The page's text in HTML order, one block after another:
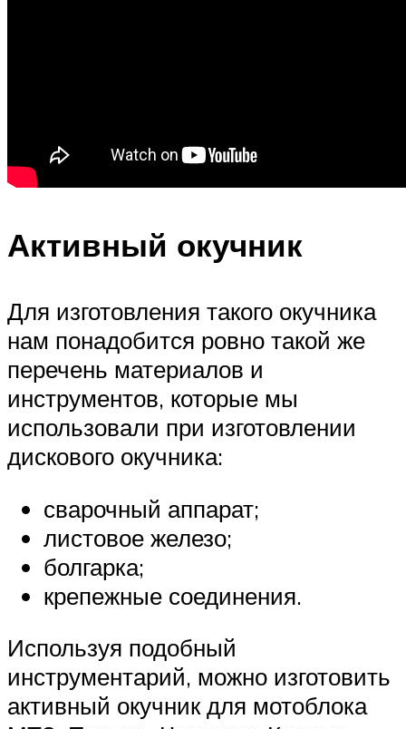
Активный окучник
Для изготовления такого окучника
нам понадобится ровно такой же
перечень материалов и
инструментов, которые мы
использовали при изготовлении
дискового окучника:
сварочный аппарат;
листовое железо;
болгарка;
крепежные соединения.
Используя подобный
инструментарий, можно изготовить
активный окучник для мотоблока